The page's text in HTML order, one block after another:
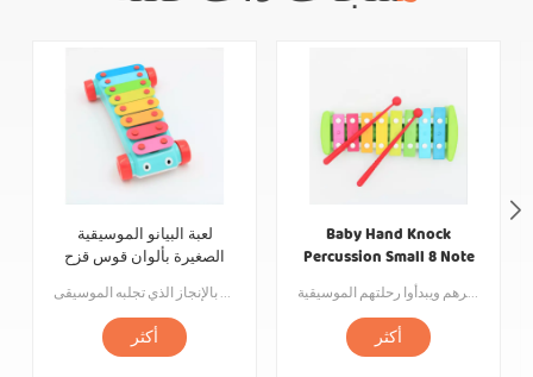
لعبة البيانو الموسيقية
الصغيرة بألوان قوس قزح
بيانو سيارة صغيرة هي لعبة أطفال إبداعية ، فهي تجمع عناصر قطعة البيانو المعدنية والسيارة الصغيرة ، ولا يمكن استخدامها فقط كسيارة لعبة ، بل يمكنها أيضًا صنع موسيقى نقية وممتعة. لا تساعد هذه اللعبة الموسيقية التي لا حول لها ولا قوة الأطفال على تنمية الاهتمام بالموسيقى فحسب ، بل تساعد أيضًا على التنسيق والانتباه بين اليد والعين. قطع بيانو السيارة مصنوعة من الفولاذ عالي الجودة ومعالجتها وضبطها بدقة بحيث يكون لكل قطعة نغمة ونغمة فريدة خاصة بها. من خلال الضغط على المقطوعات ، يمكن للأطفال تشغيل أغانيهم أو تنسيقاتهم المفضلة والاستمتاع بالمتعة والشعور بالإنجاز الذي تجلبه الموسيقى.
أكثر
Baby Hand Knock
Percussion Small 8 Note
لعبة البيانو
نقدم لك هذا البيانو الجسر الصغير الجميل بألوان قوس قزح. الجسم مصنوع من مواد صديقة للبيئة ومطلي بطلاء ورنيش بألوان قوس قزح ، مما يمنح الجسم إحساسًا فنيًا نابضًا بالحياة. تم تصميم المفاتيح بمفاتيح فولاذية عالية الجودة ، وهي مريحة للمس وتتميز بجودة صوت واضحة وممتعة. يمكن للأطفال أن يشعروا بالسعادة والدفء أثناء تعلم الموسيقى. بالإضافة إلى ذلك ، فهي مناسبة للأطفال من مختلف الأعمار. دع الأطفال يطورون اهتماماتهم الموسيقية منذ صغرهم ويبدأوا رحلتهم الموسيقية!
أكثر